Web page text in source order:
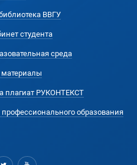
ВВГУ
студента
среда
плагиат РУКОНТЕКСТ
образования